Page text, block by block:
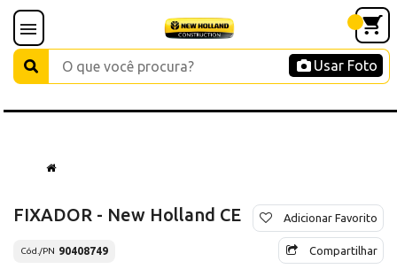
Usar Foto
FIXADOR - New Holland CE
Cód./PN 90408749
Adicionar Favorito
Compartilhar